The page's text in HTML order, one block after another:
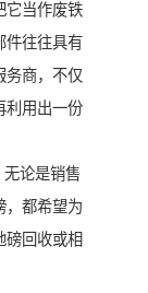
它当作废铁
件往往具有
务商，不仅
利用出一份
无论是销售
，都希望为
磅回收或相